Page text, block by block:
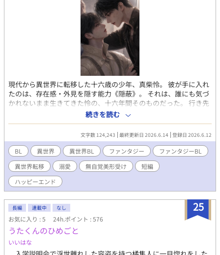
現代から異世界に転移した十六歳の少年、真柴怜。 彼が手に入れ
たのは、存在感・外見を隠す能力《隠蔽》。 それは、誰にも気づ
かれないまま生きてきた怜の、十六年間そのものだった。 行き先
も目的も持たず、ただ消えることで生き延びてきた少年が、旅の
中で様々な人と出会い、少しずつ変わっていく。 騎士グレン、護
衛兵ロイ、旅人カイ、謎の青年アレン、病に倒れた少女リラ。 出
会うたびに、怜の《隠蔽》は変わっていく。 消えるための力が、
距離を選ぶ力へ。 距離を選ぶ力が、誰かを癒す力へ。 「俺が消え
ても、誰も気にしなかった」と思っていた少年が、初めて「消え
なくていい」と思える場所と人を見つけるまでの、静かな癒しの
物語。 ※48話からドキドキして貰えると思いますので、 是非、最
後まで見て欲しいです🙂‍↕️
続きを読む
文字数 124,243 最終更新日 2026.6.14 登録日 2026.6.12
BL 異世界 異世界BL ファンタジー
ファンタジーBL
異世界転移
溺愛 無自覚美形受け
短編
ハッピーエンド
25
長編 連載中 なし
お気に入り : 5 24h.ポイント : 576
うたくんのひめごと
いいはな